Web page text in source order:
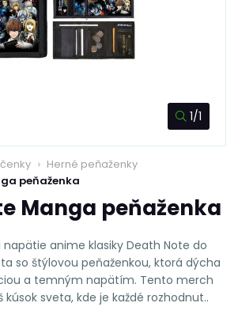
1/1
Herné peňaženky
peňaženka
Manga peňaženka
anime klasiky Death Note do
so štýlovou peňaženkou, ktorá dýcha
a temným napätím. Tento merch
kúsok sveta, kde je každé rozhodnut..